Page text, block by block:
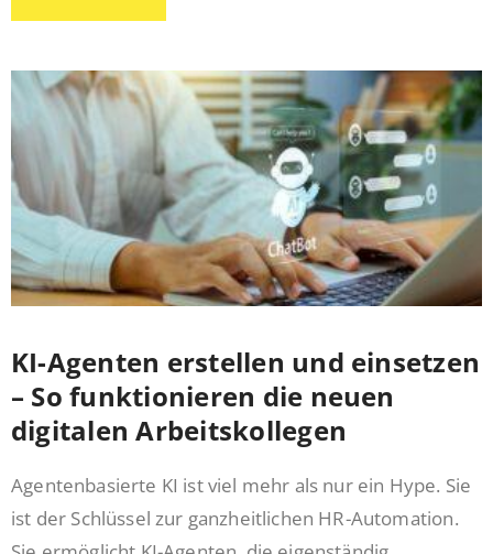
KI-Agenten erstellen und einsetzen
– So funktionieren die neuen
digitalen Arbeitskollegen
Agentenbasierte KI ist viel mehr als nur ein Hype. Sie
ist der Schlüssel zur ganzheitlichen HR-Automation.